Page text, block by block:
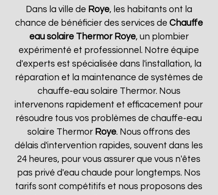
Dans la ville de Roye, les habitants ont la
chance de bénéficier des services de Chauffe
eau solaire Thermor Roye, un plombier
expérimenté et professionnel. Notre équipe
d'experts est spécialisée dans l'installation, la
réparation et la maintenance de systèmes de
chauffe-eau solaire Thermor. Nous
intervenons rapidement et efficacement pour
résoudre tous vos problèmes de chauffe-eau
solaire Thermor Roye. Nous offrons des
délais d'intervention rapides, souvent dans les
24 heures, pour vous assurer que vous n'êtes
pas privé d'eau chaude pour longtemps. Nos
tarifs sont compétitifs et nous proposons des